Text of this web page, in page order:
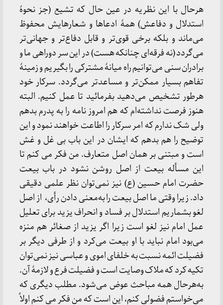
هرحال با این نظریه در عین حال که تشیع (جز نحوۀ
استدلال و دفاعش) همۀ ادعاها و شعارهایش محفوظ
می‌ماند و بلکه برخی قوی‌تر و قابل دفاع‌تر و جهانی‌تر
می‌گردد (نه فرقه‌ای چنانکه هست) در این سر دوراهی ما و
برادران سنی می‌توانیم راه میانۀ مشترکی را بگیریم و زمینۀ
تفاهم بسیار ممکن‌تر و مساعد‌تر می‌گردد. سرکار خود
هرطور تشخیص می‌دهید بفرمائید تا عمل کنیم. البته
هنوز فرصت نداشته‌ام که هم امروز نامه را به پدرم بدهم
ولی شک ندارم که امر سرکار را اطاعت خواهند نمود و این
توضیح را هم بدهم که ایشان در این باب بی غل و غش
است و مبتنی بر همان اصل متعارف. من فکر می کنم تا
این مسأله بیعت از اصل روشن نشود در باب بیعت
حضرت امام حسین (ع) نیز نمی‌توان نظر علمی دقیقی
داد. زیرا وقتی ما اصل بیعت را به‌معنی دادن رأی، از اصل
لغو بشماریم استدلال بر فساد و انحراف یزید برای تعلیل
عمل امام نیز لغو است زیرا اگر یزید از صغائر هم منزه
می‌بود امام نباید با او بیعت می‌کرد و از طرفی دیگر بر
فضیلت ائمه نسبت به خلفای اموی و عباسی نیز نمی‌توان
تکیه کرد که ملاک وصایت است و فضیلت فرع و لازمۀ آن.
به‌هرحال همه مباحث عوض می‌شود. مطلب دیگری که
می‌خواستم فضولی کنم، این است که من فکر می‌ کنم اولاً